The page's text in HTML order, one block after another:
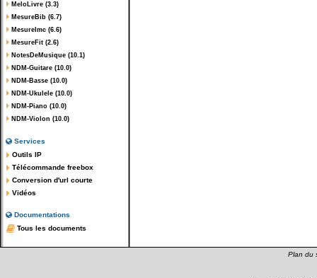
MeloLivre (3.3)
MesureBib (6.7)
MesureImc (6.6)
MesureFit (2.6)
NotesDeMusique (10.1)
NDM-Guitare (10.0)
NDM-Basse (10.0)
NDM-Ukulele (10.0)
NDM-Piano (10.0)
NDM-Violon (10.0)
Services
Outils IP
Télécommande freebox
Conversion d'url courte
Vidéos
Documentations
Tous les documents
Plan du